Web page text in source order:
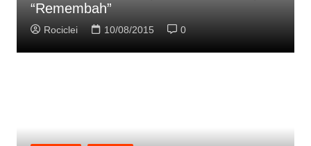
“Remembah”
Rociclei 10/08/2015 0